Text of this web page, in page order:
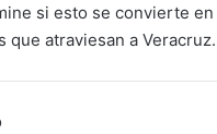
si esto se convierte
atraviesan a Veracruz.